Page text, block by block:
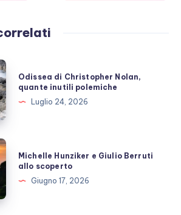
Odissea di Christopher Nolan,
quante inutili polemiche
Luglio 24, 2026
Michelle Hunziker e Giulio Berruti
allo scoperto
Giugno 17, 2026